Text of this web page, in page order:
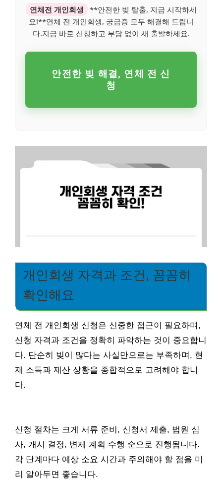
연체전 개인회생
**안전한 빚 탈출, 지금 시작하세
요!**연체 전 개인회생, 궁금증 모두 해결해 드립니
다.지금 바로 신청하고 부담 없이 새 출발하세요.
안전한 빚 해결, 연체 전 신
청
개인회생 자격과 조건, 꼼꼼히
확인해요
연체 전 개인회생 신청은 신중한 접근이 필요하며,
신청 자격과 조건을 정확히 파악하는 것이 중요합니
다. 단순히 빚이 많다는 사실만으로는 부족하며, 현
재 소득과 재산 상황을 종합적으로 고려해야 합니
다.
신청 절차는 크게 서류 준비, 신청서 제출, 법원 심
사, 개시 결정, 변제 계획 수행 순으로 진행됩니다.
각 단계마다 예상 소요 시간과 주의해야 할 점을 미
리 알아두면 좋습니다.